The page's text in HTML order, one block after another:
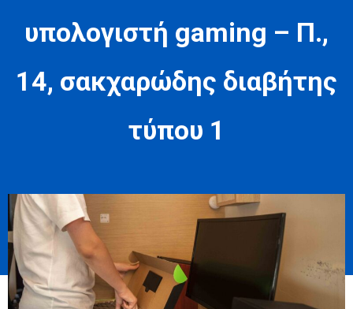
υπολογιστή gaming – Π.,
14, σακχαρώδης διαβήτης
τύπου 1